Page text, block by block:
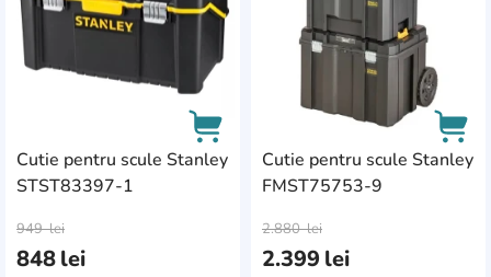
Cutie pentru scule Stanley
STST83397-1
848lei
949lei
Cutie pentru scule Stanley
FMST75753-9
2.399 lei
2.880lei